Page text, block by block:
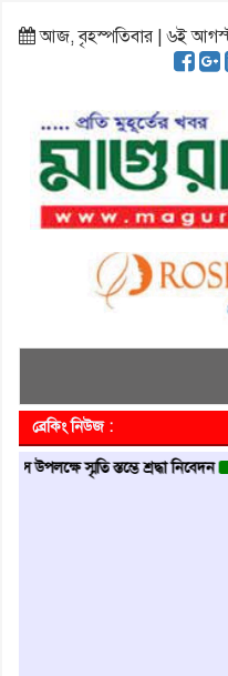
আজ, বৃহস্পতিবার | ৬ই আগস্ট,
ব্রেকিং নিউজ :
স্মৃতি স্তম্ভে শ্রদ্ধা নিবেদন